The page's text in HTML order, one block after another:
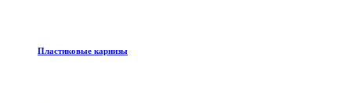
Пластиковые карнизы